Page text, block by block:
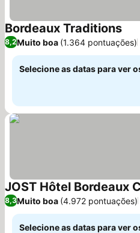
Bordeaux Traditions
8,2Muito boa (1.364 pontuações)
Selecione as datas para ver
JOST Hôtel Bordeaux
8,3Muito boa (4.972 pontuações)
Selecione as datas para ver